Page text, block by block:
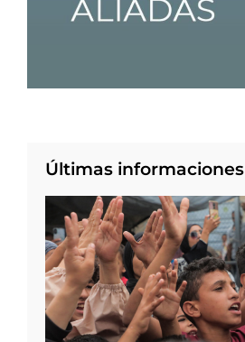
Últimas informaciones